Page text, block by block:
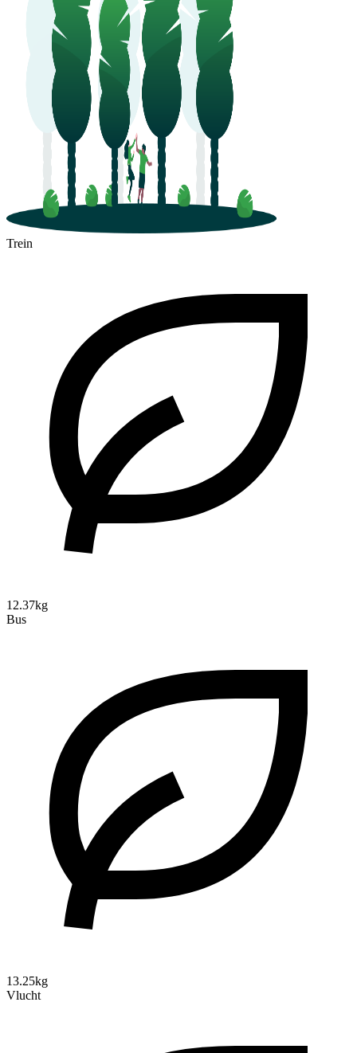
Trein
12.37kg
Bus
13.25kg
Vlucht